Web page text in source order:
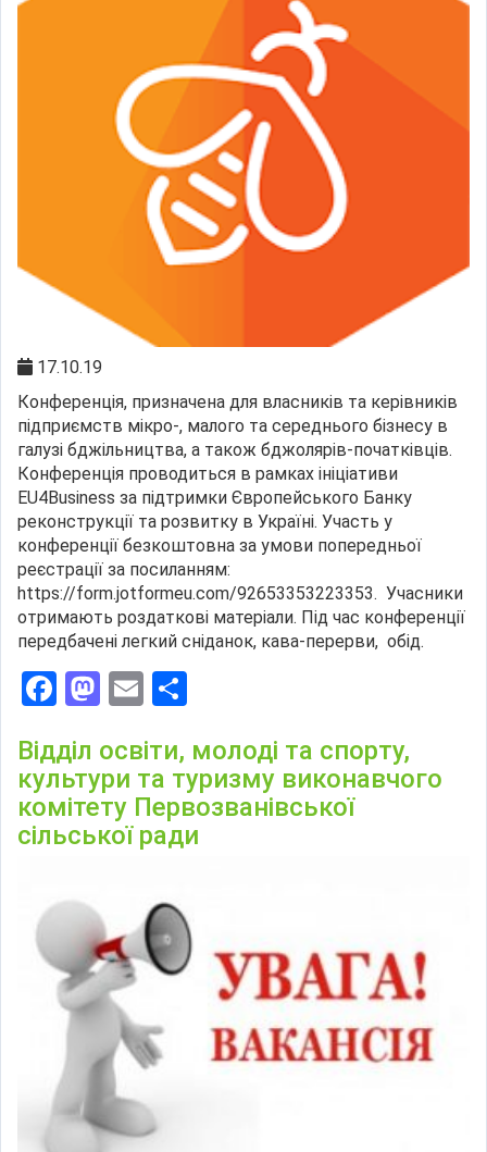
17.10.19
Конференція, призначена для власників та керівників
підприємств мікро-, малого та середнього бізнесу в
галузі бджільництва, а також бджолярів-початківців.
Конференція проводиться в рамках ініціативи
EU4Business за підтримки Європейського Банку
реконструкції та розвитку в Україні. Участь у
конференції безкоштовна за умови попередньої
реєстрації за посиланням:
https://form.jotformeu.com/92653353223353. Учасники
отримають роздаткові матеріали. Під час конференції
передбачені легкий сніданок, кава-перерви, обід.
Facebook
Mastodon
Email
Відділ освіти, молоді та спорту,
культури та туризму виконавчого
комітету Первозванівської
сільської ради